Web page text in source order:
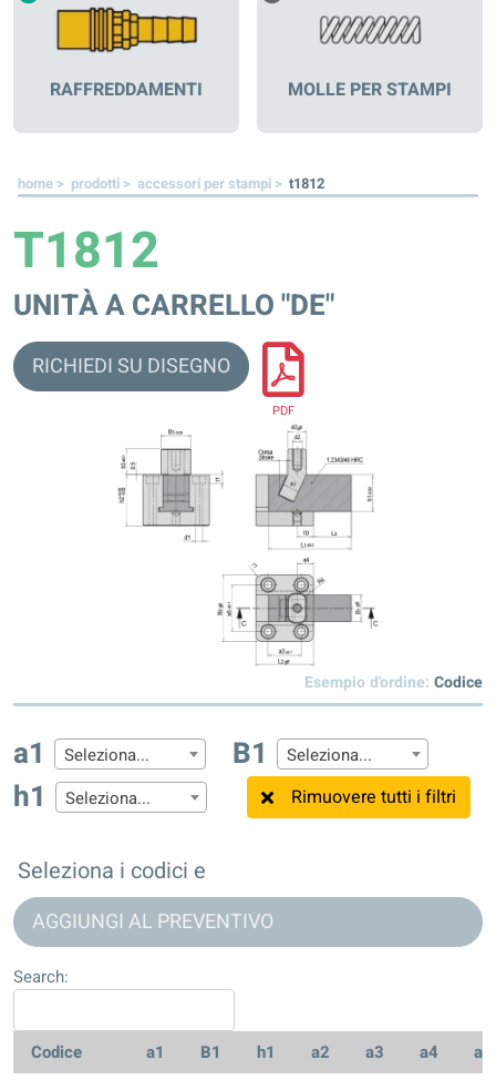
RAFFREDDAMENTI MOLLE PER STAMPI
home > prodotti > accessori per stampi > t1812
T1812
UNITÀ A CARRELLO "DE"
RICHIEDI SU DISEGNO
PDF
Esempio d'ordine: Codice
a1 Seleziona... B1 Seleziona...
h1 Seleziona... Rimuovere tutti i filtri
Seleziona i codici e
AGGIUNGI AL PREVENTIVO
Search:
Codice a1 B1 h1 a2 a3 a4 a5